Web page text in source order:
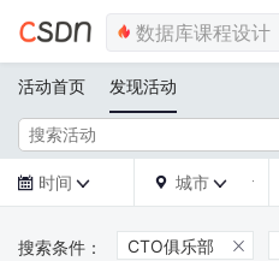
活动首页 发现活动
 时间   城市 
CTO俱乐部 